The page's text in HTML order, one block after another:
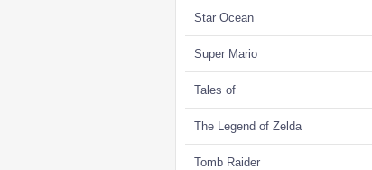
Star Ocean
Super Mario
Tales of
The Legend of Zelda
Tomb Raider